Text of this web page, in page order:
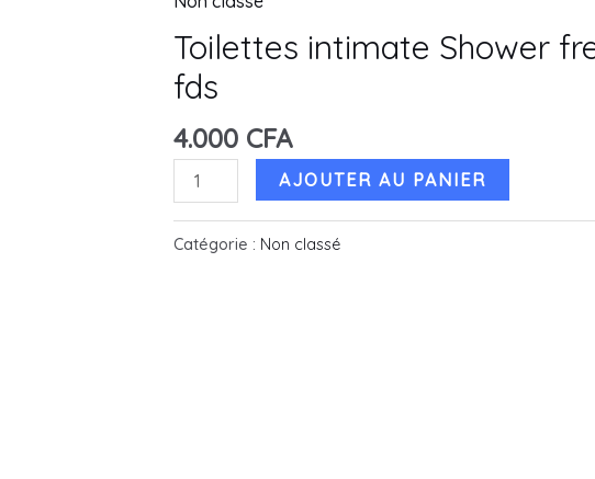
Toilettes intimate Shower
fds
4.000 CFA
quantité
de
Toilettes
AJOUTER AU PANIER
Catégorie : Non classé